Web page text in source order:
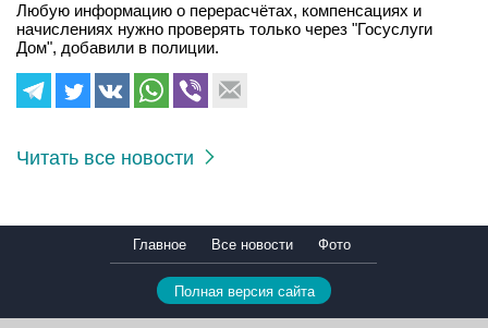
Любую информацию о перерасчётах, компенсациях и
начислениях нужно проверять только через "Госуслуги
Дом", добавили в полиции.
Читать все новости
Главное Все новости Фото
Полная версия сайта